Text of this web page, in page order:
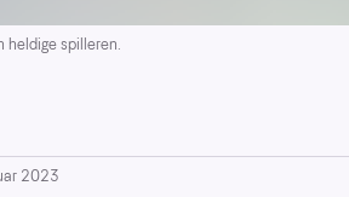
heldige spilleren.
2023